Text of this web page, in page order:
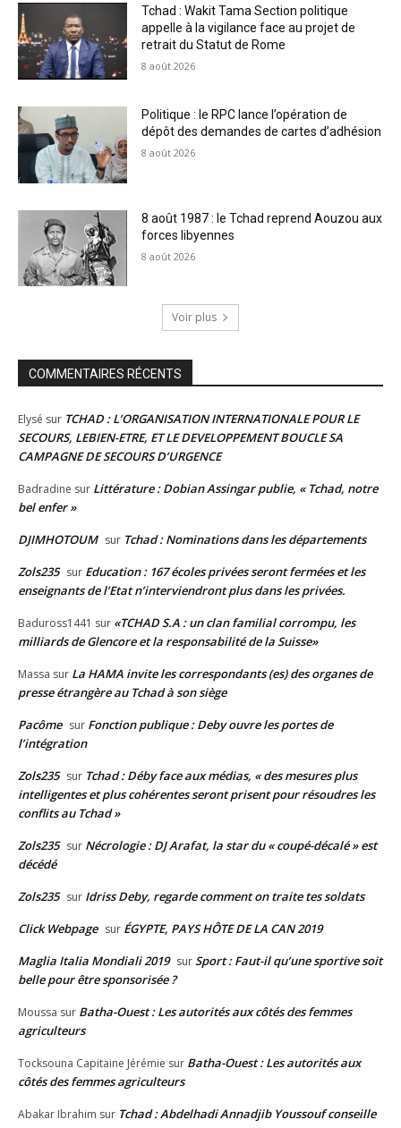
Tchad : Wakit Tama Section politique
appelle à la vigilance face au projet de
retrait du Statut de Rome
8 août 2026
Politique : le RPC lance l’opération de
dépôt des demandes de cartes d’adhésion
8 août 2026
8 août 1987 : le Tchad reprend Aouzou aux
forces libyennes
8 août 2026
Voir plus
COMMENTAIRES RÉCENTS
Elysé sur TCHAD : L’ORGANISATION INTERNATIONALE POUR LE
SECOURS, LEBIEN-ETRE, ET LE DEVELOPPEMENT BOUCLE SA
CAMPAGNE DE SECOURS D’URGENCE
Badradine sur Littérature : Dobian Assingar publie, « Tchad, notre
bel enfer »
DJIMHOTOUM sur Tchad : Nominations dans les départements
Zols235 sur Education : 167 écoles privées seront fermées et les
enseignants de l’Etat n’interviendront plus dans les privées.
Baduross1441 sur «TCHAD S.A : un clan familial corrompu, les
milliards de Glencore et la responsabilité de la Suisse»
Massa sur La HAMA invite les correspondants (es) des organes de
presse étrangère au Tchad à son siège
Pacôme sur Fonction publique : Deby ouvre les portes de
l’intégration
Zols235 sur Tchad : Déby face aux médias, « des mesures plus
intelligentes et plus cohérentes seront prisent pour résoudres les
conflits au Tchad »
Zols235 sur Nécrologie : DJ Arafat, la star du « coupé-décalé » est
décédé
Zols235 sur Idriss Deby, regarde comment on traite tes soldats
Click Webpage sur ÉGYPTE, PAYS HÔTE DE LA CAN 2019
Maglia Italia Mondiali 2019 surSport : Faut-il qu’une sportive soit
belle pour être sponsorisée ?
Moussa sur Batha-Ouest : Les autorités aux côtés des femmes
agriculteurs
Tocksouna Capitaine Jérémie sur Batha-Ouest : Les autorités aux
côtés des femmes agriculteurs
Abakar Ibrahim sur Tchad : Abdelhadi Annadjib Youssouf conseille